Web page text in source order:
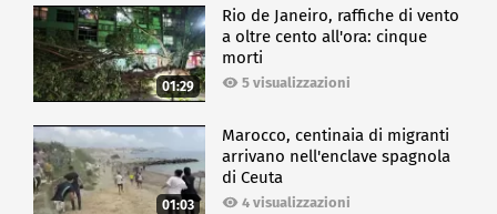
01:29
Rio de Janeiro, raffiche di vento
a oltre cento all'ora: cinque
morti
5 visualizzazioni
01:03
Marocco, centinaia di migranti
arrivano nell'enclave spagnola
di Ceuta
4 visualizzazioni